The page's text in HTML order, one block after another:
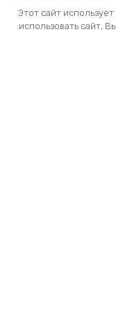
Этот сайт
использовать сайт,